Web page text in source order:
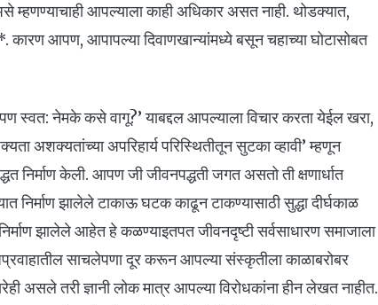
म्हणण्याचाही आपल्याला काही अधिकार असत नाही. थोडक्यात,
कारण आपण, आपापल्या दिवाणखान्यांमध्ये बसून चहाच्या घोटासोबत
स्वत: नेमके कसे वागू?’ याबद्दल आपल्याला विचार करता येईल खरा,
अशक्यतांच्या अपरिहार्य परिस्थितीतून सुटका व्हावी’ म्हणून
निर्माण केली. आपण जी जीवनपद्धती जगत असतो ती क्षणार्धात
निर्माण झालेले टाकाऊ घटक काढून टाकण्यासाठी सुद्धा दीर्घकाळ
झालेले आहेत हे कळण्याइतपत जीवनदृष्टी सर्वसाधारण समाजाला
साचलेपणा दूर करून आपल्या संस्कृतीला काळाबरोबर
असले तरी ज्ञानी लोक मात्र आपल्या विरोधकांना हीन लेखत नाहीत.